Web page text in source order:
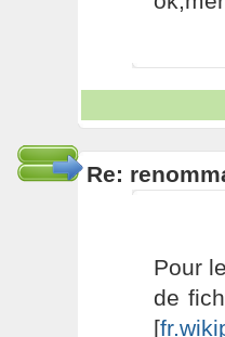
Re:
Pour
de
[